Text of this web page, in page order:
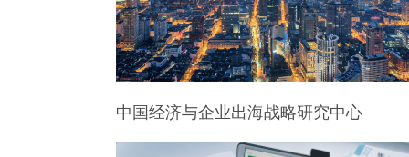
中国经济与企业出海战略研究中心